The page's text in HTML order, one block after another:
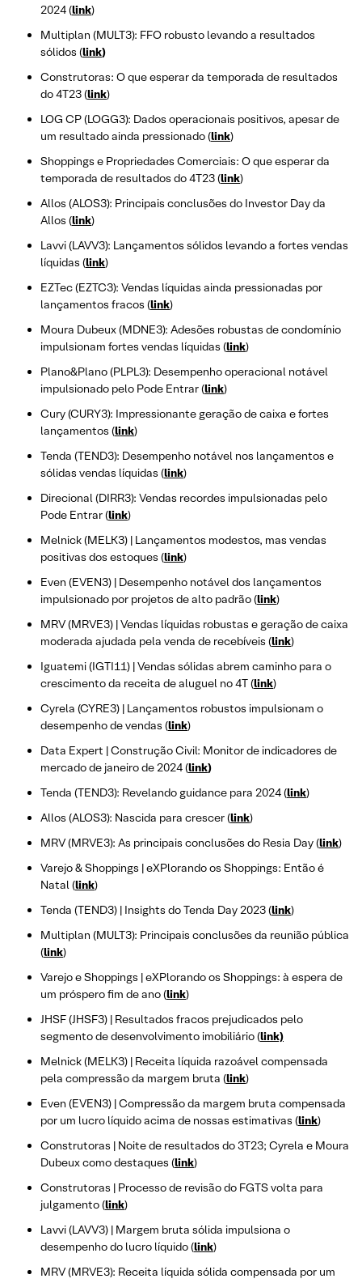
2024 (link)
Multiplan (MULT3): FFO robusto levando a resultados
sólidos (link)
Construtoras: O que esperar da temporada de resultados
do 4T23 (link)
LOG CP (LOGG3): Dados operacionais positivos, apesar de
um resultado ainda pressionado (link)
Shoppings e Propriedades Comerciais: O que esperar da
temporada de resultados do 4T23 (link)
Allos (ALOS3): Principais conclusões do Investor Day da
Allos (link)
Lavvi (LAVV3): Lançamentos sólidos levando a fortes vendas
líquidas (link)
EZTec (EZTC3): Vendas líquidas ainda pressionadas por
lançamentos fracos (link)
Moura Dubeux (MDNE3): Adesões robustas de condomínio
impulsionam fortes vendas líquidas (link)
Plano&Plano (PLPL3): Desempenho operacional notável
impulsionado pelo Pode Entrar (link)
Cury (CURY3): Impressionante geração de caixa e fortes
lançamentos (link)
Tenda (TEND3): Desempenho notável nos lançamentos e
sólidas vendas líquidas (link)
Direcional (DIRR3): Vendas recordes impulsionadas pelo
Pode Entrar (link)
Melnick (MELK3) | Lançamentos modestos, mas vendas
positivas dos estoques (link)
Even (EVEN3) | Desempenho notável dos lançamentos
impulsionado por projetos de alto padrão (link)
MRV (MRVE3) | Vendas líquidas robustas e geração de caixa
moderada ajudada pela venda de recebíveis (link)
Iguatemi (IGTI11) | Vendas sólidas abrem caminho para o
crescimento da receita de aluguel no 4T (link)
Cyrela (CYRE3) | Lançamentos robustos impulsionam o
desempenho de vendas (link)
Data Expert | Construção Civil: Monitor de indicadores de
mercado de janeiro de 2024 (link)
Tenda (TEND3): Revelando guidance para 2024 (link)
Allos (ALOS3): Nascida para crescer (link)
MRV (MRVE3): As principais conclusões do Resia Day (link)
Varejo & Shoppings | eXPlorando os Shoppings: Então é
Natal (link)
Tenda (TEND3) | Insights do Tenda Day 2023 (link)
Multiplan (MULT3): Principais conclusões da reunião pública
(link)
Varejo e Shoppings | eXPlorando os Shoppings: à espera de
um próspero fim de ano (link)
JHSF (JHSF3) | Resultados fracos prejudicados pelo
segmento de desenvolvimento imobiliário (link)
Melnick (MELK3) | Receita líquida razoável compensada
pela compressão da margem bruta (link)
Even (EVEN3) | Compressão da margem bruta compensada
por um lucro líquido acima de nossas estimativas (link)
Construtoras | Noite de resultados do 3T23; Cyrela e Moura
Dubeux como destaques (link)
Construtoras | Processo de revisão do FGTS volta para
julgamento (link)
Lavvi (LAVV3) | Margem bruta sólida impulsiona o
desempenho do lucro líquido (link)
MRV (MRVE3): Receita líquida sólida compensada por um